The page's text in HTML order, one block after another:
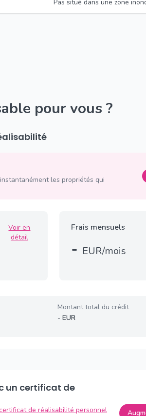
Pas situé dans une zone
pour vous ?
les propriétés qui
Voir en
détail
Frais mensuels
- EUR/mois
Montant total du crédit
- EUR
de réalisabilité personnel